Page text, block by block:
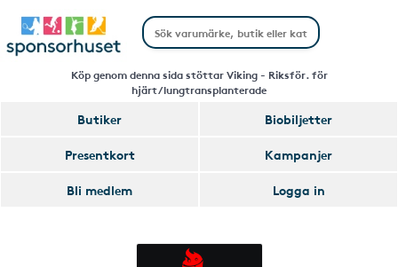
Köp genom denna sida stöttar Viking - Riksför. för
hjärt/lungtransplanterade
Butiker
Biobiljetter
Presentkort
Kampanjer
Bli medlem
Logga in